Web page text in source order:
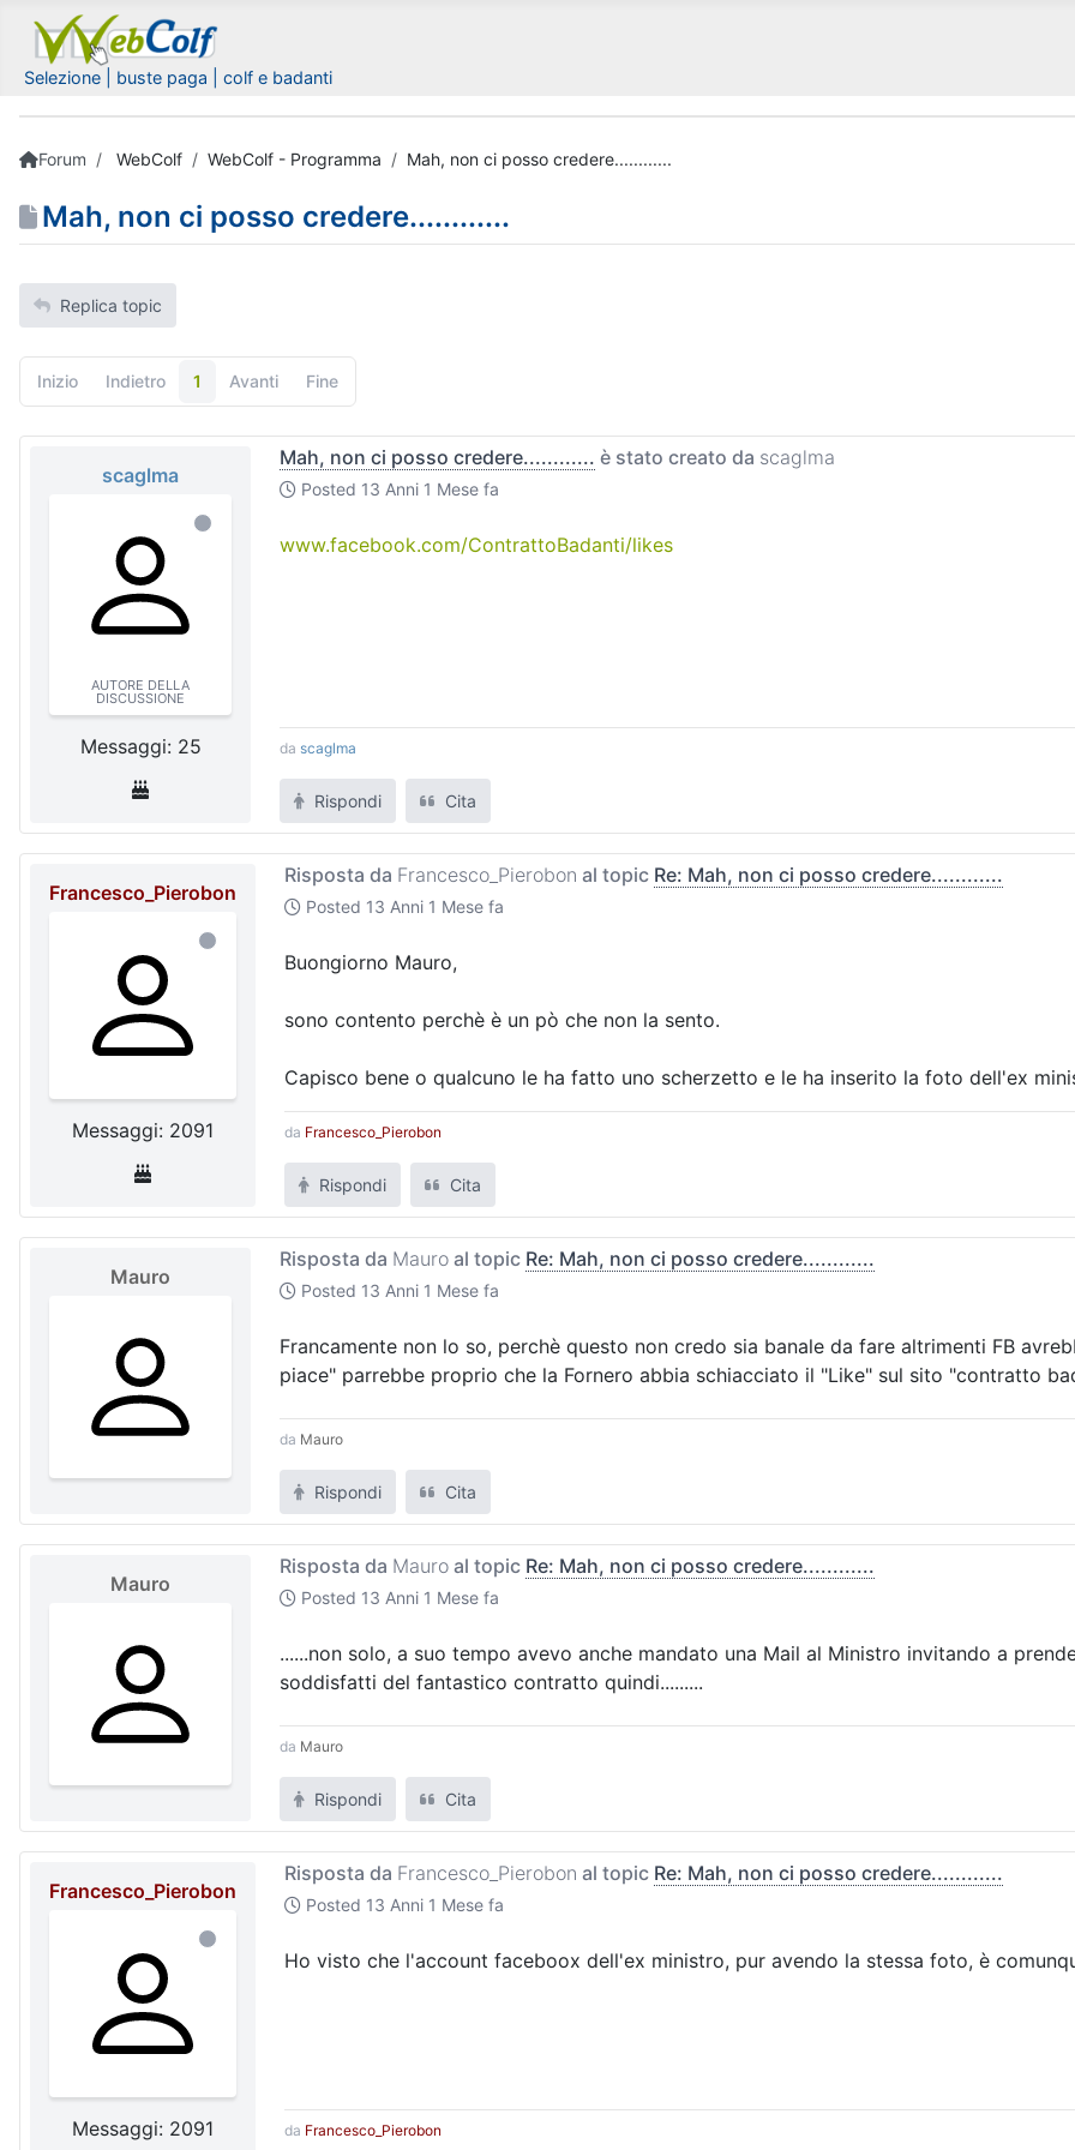
Selezione | buste paga | colf e badanti
Forum WebColf WebColf - Programma Mah, non ci posso credere............
Mah, non ci posso credere............
Replica topic
Inizio Indietro 1 Avanti Fine
scaglma
AUTORE DELLA
DISCUSSIONE
Messaggi: 25
Mah, non ci posso credere............ è stato creato da scaglma
Posted 13 Anni 1 Mese fa
www.facebook.com/ContrattoBadanti/likes
da scaglma
Rispondi Cita
Francesco_Pierobon
Messaggi: 2091
Risposta da Francesco_Pierobon al topic Re: Mah, non ci posso credere............
Posted 13 Anni 1 Mese fa
Buongiorno Mauro,
sono contento perchè è un pò che non la sento.
Capisco bene o qualcuno le ha fatto uno scherzetto e le ha inserito la foto dell'ex
da Francesco_Pierobon
Rispondi Cita
Mauro
Risposta da Mauro al topic Re: Mah, non ci posso credere............
Posted 13 Anni 1 Mese fa
Francamente non lo so, perchè questo non credo sia banale da fare altrimenti FB
piace" parrebbe proprio che la Fornero abbia schiacciato il "Like" sul sito "contratto
da Mauro
Rispondi Cita
Mauro
Risposta da Mauro al topic Re: Mah, non ci posso credere............
Posted 13 Anni 1 Mese fa
......non solo, a suo tempo avevo anche mandato una Mail al Ministro invitando a
soddisfatti del fantastico contratto quindi.........
da Mauro
Rispondi Cita
Francesco_Pierobon
Messaggi: 2091
Risposta da Francesco_Pierobon al topic Re: Mah, non ci posso credere............
Posted 13 Anni 1 Mese fa
Ho visto che l'account faceboox dell'ex ministro, pur avendo la stessa foto, è
da Francesco_Pierobon